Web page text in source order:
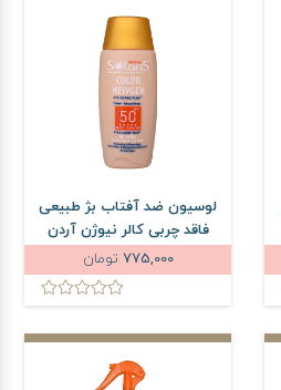
لوسیون ضد آفتاب بژ طبیعی
فاقد چربی کالر نیوژن آردن
میلی لیتر
775,000 تومان